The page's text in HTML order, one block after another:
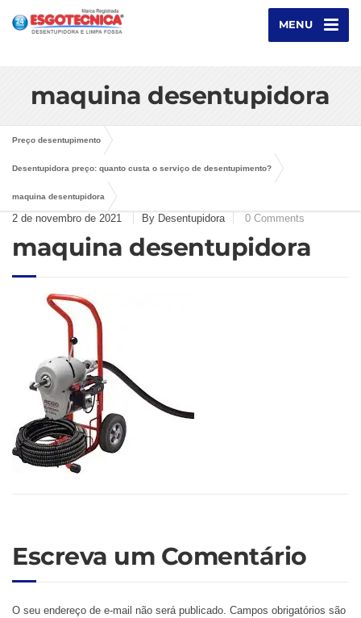
MENU
maquina desentupidora
Preço desentupimento
Desentupidora preço: quanto custa o serviço de desentupimento?
maquina desentupidora
2 de novembro de 2021 By Desentupidora 0 Comments
maquina desentupidora
Escreva um Comentário
O seu endereço de e-mail não será publicado. Campos obrigatórios são